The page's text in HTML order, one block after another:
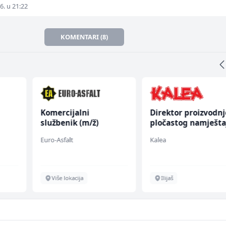
u 21:22
KOMENTARI (8)
Komercijalni
službenik (m/ž)
Euro-Asfalt
Više lokacija
Direktor
pločastog
Kalea
Ilijaš